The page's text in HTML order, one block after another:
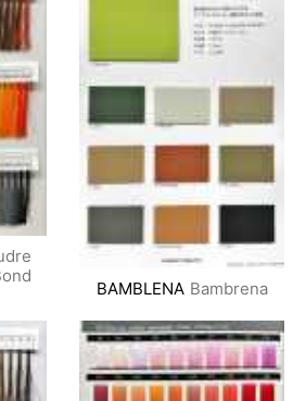
BAMBLENA Bambrena